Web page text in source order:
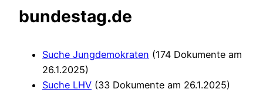
bundestag.de
Suche Jungdemokraten (174 Dokumente am
26.1.2025)
Suche LHV (33 Dokumente am 26.1.2025)